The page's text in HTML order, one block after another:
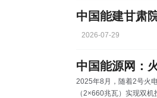
2026-07-29
2025年8月，随着2号火
（2×660兆瓦）实现双